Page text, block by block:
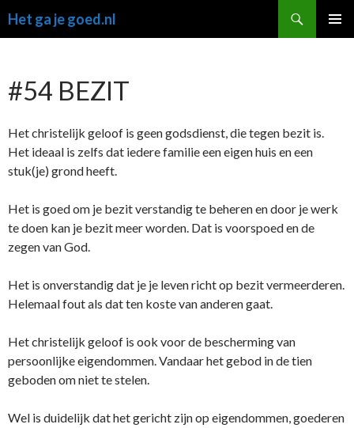
naar
Het ga je goed.nl
#54 BEZIT
Het christelijk geloof is geen godsdienst, die tegen bezit is.
Het ideaal is zelfs dat iedere familie een eigen huis en een
stuk(je) grond heeft.
Het is goed om je bezit verstandig te beheren en door je werk
te doen kan je bezit meer worden. Dat is voorspoed en de
zegen van God.
Het is onverstandig dat je je leven richt op bezit vermeerderen.
Helemaal fout als dat ten koste van anderen gaat.
Het christelijk geloof is ook voor de bescherming van
persoonlijke eigendommen. Vandaar het gebod in de tien
geboden om niet te stelen.
Wel is duidelijk dat het gericht zijn op eigendommen, goederen